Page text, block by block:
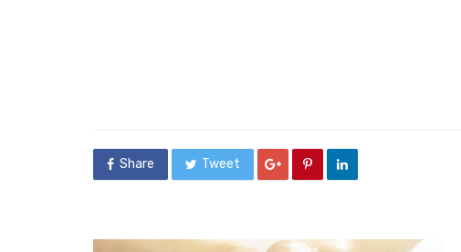
Share Tweet